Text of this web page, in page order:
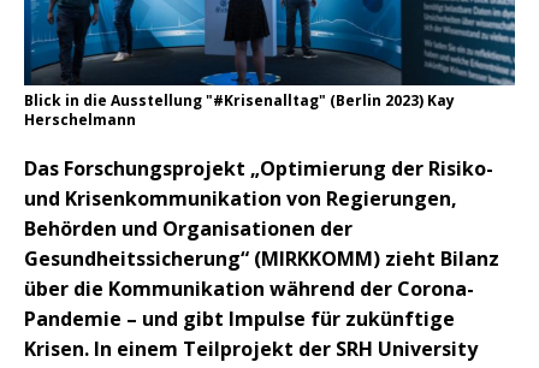
Blick in die Ausstellung "#Krisenalltag" (Berlin 2023) Kay
Herschelmann
Das Forschungsprojekt „Optimierung der Risiko-
und Krisenkommunikation von Regierungen,
Behörden und Organisationen der
Gesundheitssicherung“ (MIRKKOMM) zieht Bilanz
über die Kommunikation während der Corona-
Pandemie – und gibt Impulse für zukünftige
Krisen. In einem Teilprojekt der SRH University